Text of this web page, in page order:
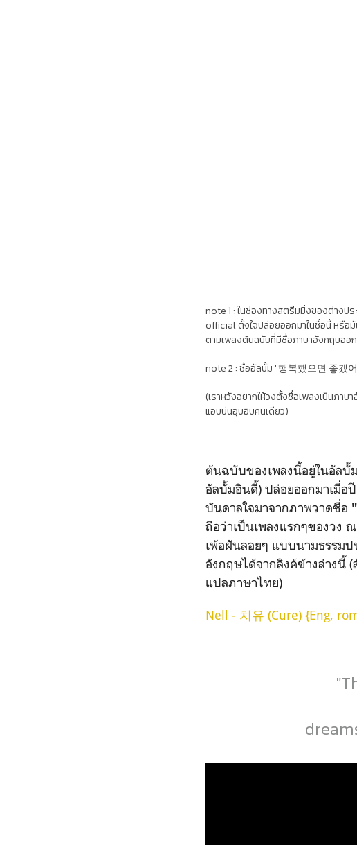
note 1 :ในช่องทางสตรีมมิ่งของต่างป
official ตั้งใจปล่อยออกมาในชื่อนี้ หรือมั
ตามเพลงต้นฉบับที่มีชื่อภาษาอังกฤษออ
note 2 : ชื่ออัลบั้ม "행복했으면 좋겠
(เราหวังอยากให้วงตั้งชื่อเพลงเป็นภาษ
แอบบ่นอุบอิบคนเดียว)
ต้นฉบับของเพลงนี้อยู่ในอัลบั้ม
อัลบั้มอินดี้) ปล่อยออกมาเมื่อ
บันดาลใจมาจากภาพวาดชื่อ "
ถือว่าเป็นเพลงแรกๆของวง
เพ้อฝันลอยๆ แบบนามธรรมป
อังกฤษได้จากลิงค์ข้างล่างนี้
แปลภาษาไทย)
Nell - 치유 (Cure) {Eng,